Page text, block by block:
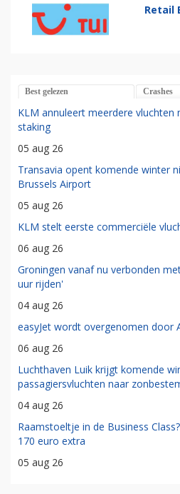
Retail
Best gelezen Crashes
KLM annuleert meerdere vluchten
staking
05 aug 26
Transavia opent komende winter
Brussels Airport
05 aug 26
KLM stelt eerste commerciële
06 aug 26
Groningen vanaf nu verbonden
uur rijden'
04 aug 26
easyJet wordt overgenomen door
06 aug 26
Luchthaven Luik krijgt komende
passagiersvluchten naar
04 aug 26
Raamstoeltje in de Business
170 euro extra
05 aug 26